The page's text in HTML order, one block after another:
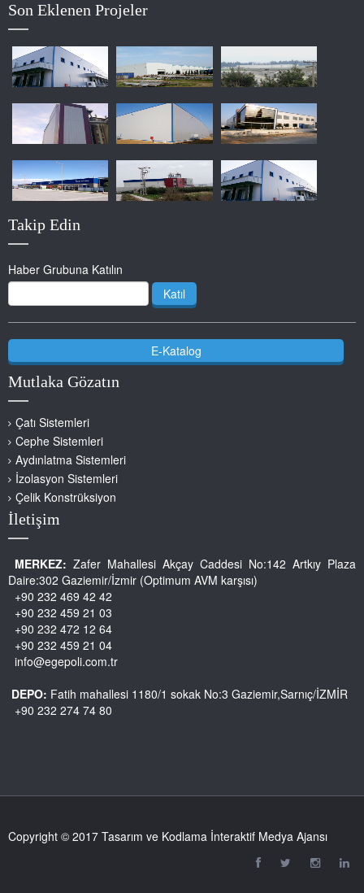
Son Eklenen Projeler
Takip Edin
Haber Grubuna Katılın
Katıl
E-Katalog
Mutlaka Gözatın
Çatı Sistemleri
Cephe Sistemleri
Aydınlatma Sistemleri
İzolasyon Sistemleri
Çelik Konstrüksiyon
İletişim
MERKEZ: Zafer Mahallesi Akçay Caddesi No:142 Artkıy Plaza
Daire:302 Gaziemir/İzmir (Optimum AVM karşısı)
+90 232 469 42 42
+90 232 459 21 03
+90 232 472 12 64
+90 232 459 21 04
info@egepoli.com.tr
DEPO: Fatih mahallesi 1180/1 sokak No:3 Gaziemir,Sarnıç/İZMİR
+90 232 274 74 80
Copyright © 2017 Tasarım ve Kodlama İnteraktif Medya Ajansı